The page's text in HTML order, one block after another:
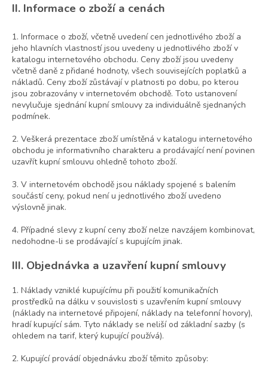
II. Informace o zboží a cenách
1. Informace o zboží, včetně uvedení cen jednotlivého zboží a
jeho hlavních vlastností jsou uvedeny u jednotlivého zboží v
katalogu internetového obchodu. Ceny zboží jsou uvedeny
včetně daně z přidané hodnoty, všech souvisejících poplatků a
nákladů. Ceny zboží zůstávají v platnosti po dobu, po kterou
jsou zobrazovány v internetovém obchodě. Toto ustanovení
nevylučuje sjednání kupní smlouvy za individuálně sjednaných
podmínek.
2. Veškerá prezentace zboží umístěná v katalogu internetového
obchodu je informativního charakteru a prodávající není povinen
uzavřít kupní smlouvu ohledně tohoto zboží.
3. V internetovém obchodě jsou náklady spojené s balením
součástí ceny, pokud není u jednotlivého zboží uvedeno
výslovně jinak.
4. Případné slevy z kupní ceny zboží nelze navzájem kombinovat,
nedohodne-li se prodávající s kupujícím jinak.
III. Objednávka a uzavření kupní smlouvy
1. Náklady vzniklé kupujícímu při použití komunikačních
prostředků na dálku v souvislosti s uzavřením kupní smlouvy
(náklady na internetové připojení, náklady na telefonní hovory),
hradí kupující sám. Tyto náklady se neliší od základní sazby (s
ohledem na tarif, který kupující používá).
2. Kupující provádí objednávku zboží těmito způsoby: